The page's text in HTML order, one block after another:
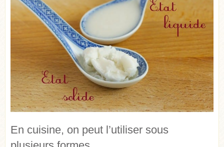
En cuisine, on peut l’utiliser sous